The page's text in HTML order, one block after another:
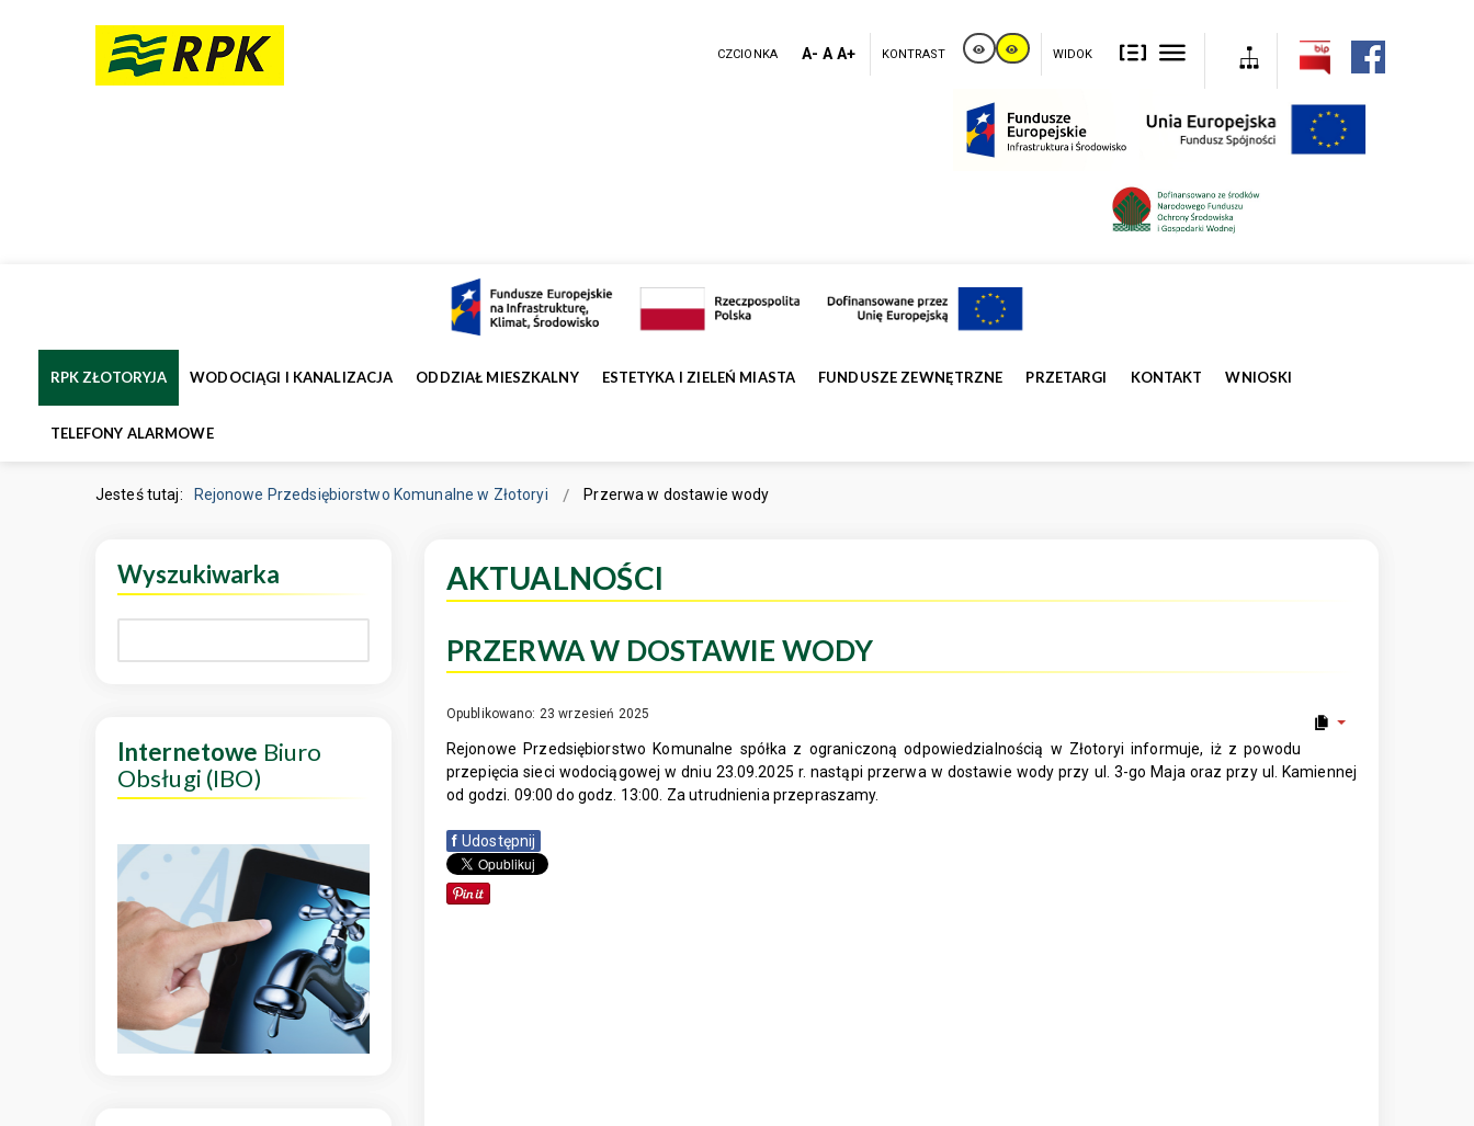
CZCIONKA A- A A+ KONTRAST WIDOK
RPK ZŁOTORYJA WODOCIĄGI I KANALIZACJA ODDZIAŁ MIESZKALNY ESTETYKA I ZIELEŃ MIASTA FUNDUSZE ZEWNĘTRZNE PRZETARGI KONTAKT WNIOSKI
TELEFONY ALARMOWE
Jesteś tutaj: Rejonowe Przedsiębiorstwo Komunalne w Złotoryi Przerwa w dostawie wody
AKTUALNOŚCI
PRZERWA W DOSTAWIE WODY
Opublikowano: 23 wrzesień 2025
Rejonowe Przedsiębiorstwo Komunalne spółka z ograniczoną odpowiedzialnością w Złotoryi informuje, iż z powodu
przepięcia sieci wodociągowej w dniu 23.09.2025 r. nastąpi przerwa w dostawie wody przy ul. 3-go Maja oraz przy ul. Kamiennej
od godzi. 09:00 do godz. 13:00. Za utrudnienia przepraszamy.
f Udostępnij
Wyszukiwarka
Internetowe Biuro
Obsługi (IBO)